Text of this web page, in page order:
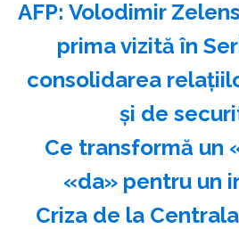
AFP: Volodimir
prima vizită în
consolidarea
şi de
Ce transformă un
«da» pentru un
Criza de la